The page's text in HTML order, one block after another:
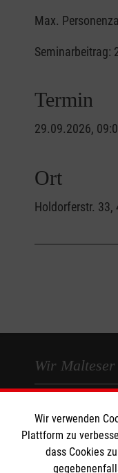
Max.
Seminarbeitrag:
Termin
29.09.2026,
Ort
Holdorferstr. 33,
Wir Malteser
Angebote und
Unsere Kurse
Mitarbeiten
Wir verwenden
Plattform zu
dass Cookies